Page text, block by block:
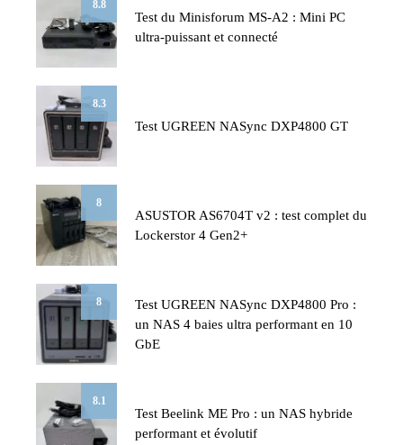
8.8
Test du Minisforum MS-A2 : Mini PC
ultra-puissant et connecté
8.3
Test UGREEN NASync DXP4800 GT
8
ASUSTOR AS6704T v2 : test complet du
Lockerstor 4 Gen2+
8
Test UGREEN NASync DXP4800 Pro :
un NAS 4 baies ultra performant en 10
GbE
8.1
Test Beelink ME Pro : un NAS hybride
performant et évolutif